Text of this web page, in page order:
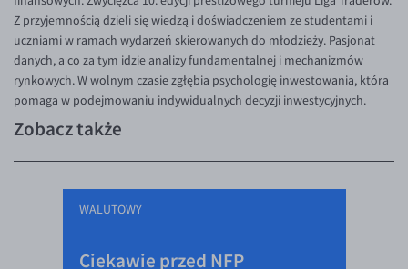
Z przyjemnością dzieli się wiedzą i doświadczeniem ze studentami i
uczniami w ramach wydarzeń skierowanych do młodzieży. Pasjonat
danych, a co za tym idzie analizy fundamentalnej i mechanizmów
rynkowych. W wolnym czasie zgłębia psychologię inwestowania, która
pomaga w podejmowaniu indywidualnych decyzji inwestycyjnych.
Zobacz także
WALUTOWY
Ciekawie przed NFP